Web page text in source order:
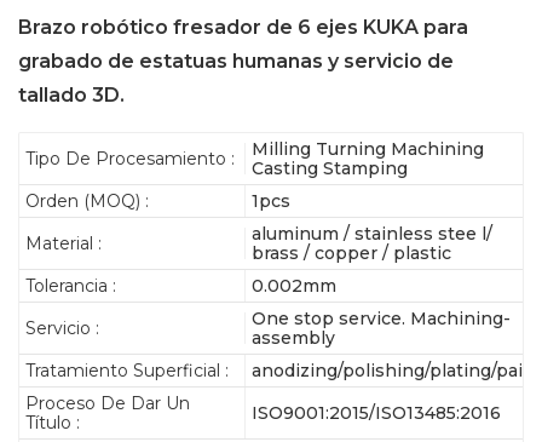
Brazo robótico fresador de 6 ejes KUKA para
grabado de estatuas humanas y servicio de
tallado 3D.
Tipo De Procesamiento :
Milling Turning Machining
Casting Stamping
Orden (MOQ) :
1pcs
Material :
aluminum / stainless stee l/
brass / copper / plastic
Tolerancia :
0.002mm
Servicio :
One stop service. Machining-
assembly
Tratamiento Superficial :
anodizing/polishing/plating/
Proceso De Dar Un
Título :
ISO9001:2015/ISO13485:2016